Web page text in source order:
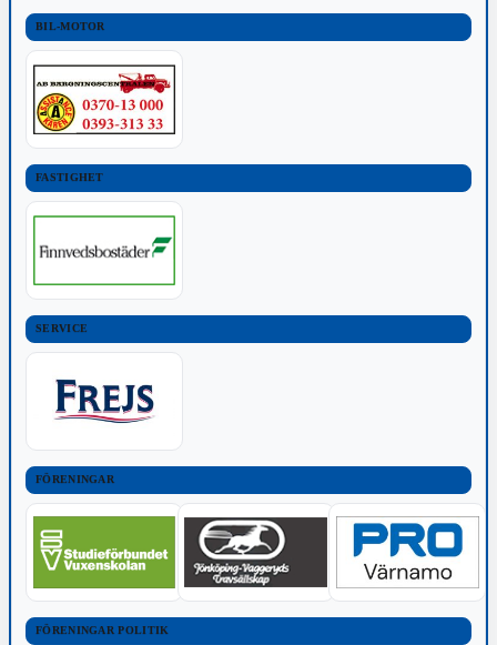
BIL-MOTOR
FASTIGHET
SERVICE
FÖRENINGAR
FÖRENINGAR POLITIK